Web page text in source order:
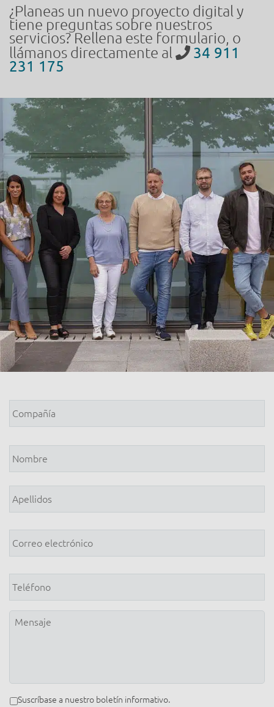
¿Planeas un nuevo proyecto digital y
tiene preguntas sobre nuestros
servicios? Rellena este formulario, o
llámanos directamente al
34 911
231 175
Compañía *
Nombre *
Correo
electrónico *
Teléfono
Mensaje
Boletín
Suscríbase a nuestro boletín informativo.